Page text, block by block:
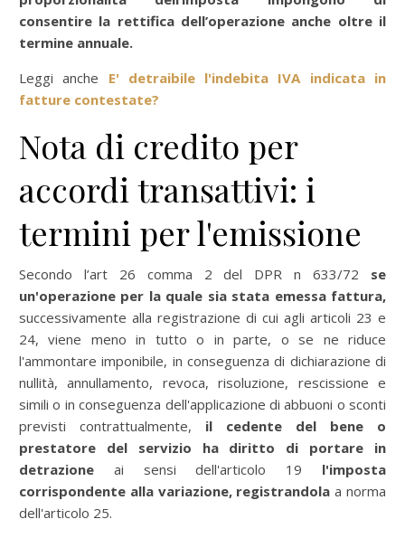
consentire la rettifica dell’operazione anche oltre il
termine annuale.
Leggi anche E' detraibile l'indebita IVA indicata in
fatture contestate?
Nota di credito per
accordi transattivi: i
termini per l'emissione
Secondo l’art 26 comma 2 del DPR n 633/72 se
un'operazione per la quale sia stata emessa fattura,
successivamente alla registrazione di cui agli articoli 23 e
24, viene meno in tutto o in parte, o se ne riduce
l'ammontare imponibile, in conseguenza di dichiarazione di
nullità, annullamento, revoca, risoluzione, rescissione e
simili o in conseguenza dell'applicazione di abbuoni o sconti
previsti contrattualmente, il cedente del bene o
prestatore del servizio ha diritto di portare in
detrazione ai sensi dell'articolo 19 l'imposta
corrispondente alla variazione, registrandola a norma
dell'articolo 25.